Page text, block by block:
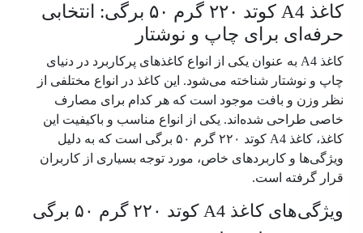
کاغذ A4 کوتد ۲۲۰ گرم ۵۰ برگی: انتخابی
حرفه‌ای برای چاپ و نوشتار
کاغذ A4 به عنوان یکی از انواع کاغذهای پرکاربرد در دنیای
چاپ و نوشتار شناخته می‌شود. این کاغذ در انواع مختلفی از
نظر وزن و بافت موجود است که هر کدام برای مصارف
خاصی طراحی شده‌اند. یکی از انواع مناسب و باکیفیت این
کاغذ، کاغذ A4 کوتد ۲۲۰ گرم ۵۰ برگی است که به دلیل
ویژگی‌ها و کاربردهای خاص، مورد توجه بسیاری از کاربران
قرار گرفته است.
ویژگی‌های کاغذ A4 کوتد ۲۲۰ گرم ۵۰ برگی